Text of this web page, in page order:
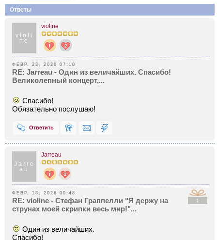
Ответы
violi
ne
violine
ФЕВР. 23, 2026 07:10
RE: Jarreau - Один из величайших. Спасибо!
Великолепный концерт,...
Спасибо!
Обязательно послушаю!
Ответить
Jarre
au
Jarreau
1
ФЕВР. 18, 2026 00:48
RE: violine - Стефан Граппелли "Я держу на
струнах моей скрипки весь мир!"...
Один из величайших.
Спасибо!